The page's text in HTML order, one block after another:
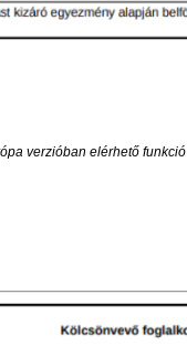
verzióban elérhető funkció